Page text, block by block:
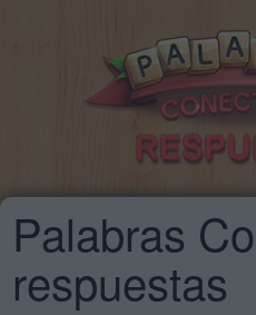
Palabras
respuestas